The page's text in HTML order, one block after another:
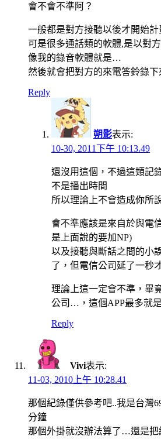
會不會不準阿？
一般都是對方接聽以後才開始計
可是很多通話類的軟體,是以對
像我的錄音軟體就是…
然後就會把對方的來電答鈴錄下
Reply
朔影表示:
10-30, 2011下午 10:13.49
還沒用這個，不過這類記
不是播出時間
所以理論上不會造成你所
會不準應該是來自於與電
是上面說的要加NP)
以及接聽與斷話之間的小
了，但電信公司延了一秒
理論上這一定會不準，畢
公司…，這個APP最多就
Reply
Vivi表示:
11-03, 2010上午 10:28.41
那個紀錄僅供參考吧..我是台灣
分鐘
那個外掛就沒辦法算了…還是